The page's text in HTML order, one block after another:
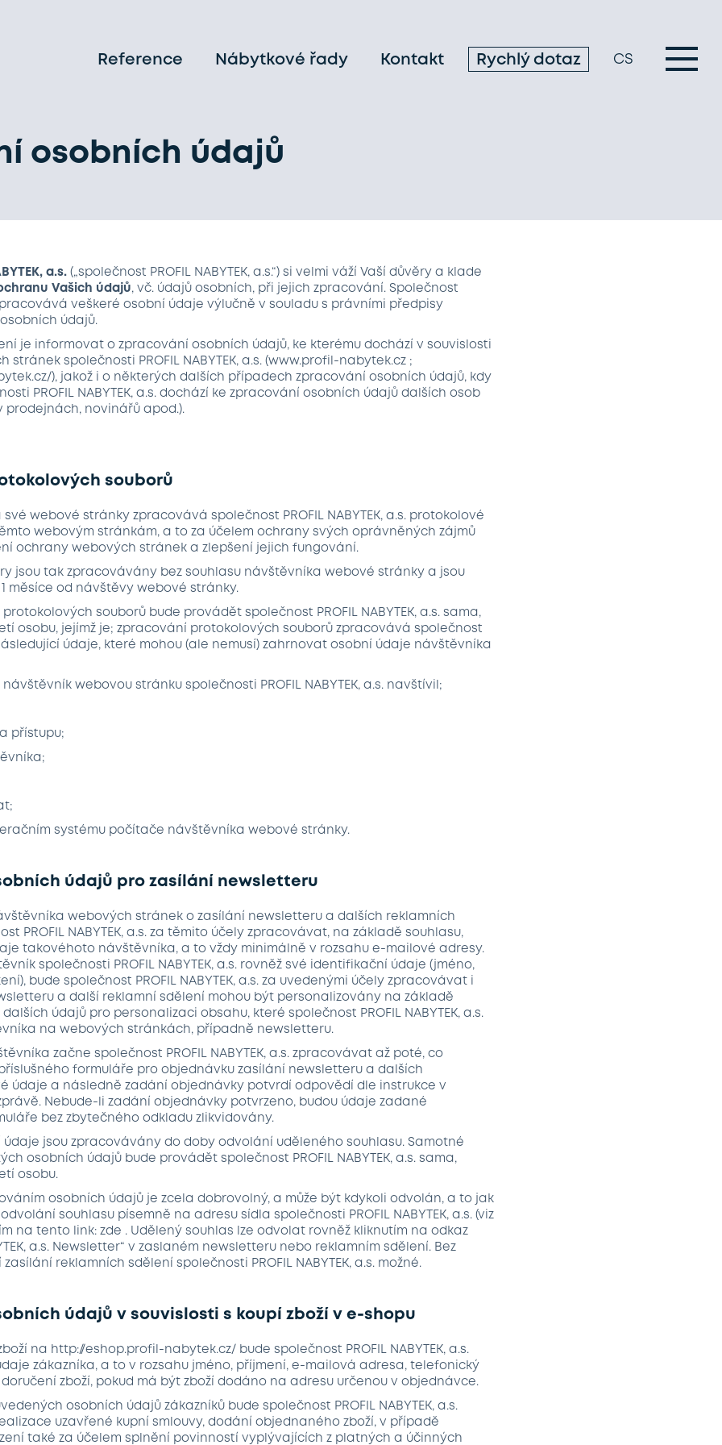
Reference Nábytkové řady Kontakt Rychlý dotaz CS
osobních údajů
a.s. („společnost PROFIL NABYTEK, a.s.“) si velmi váží Vaší důvěry a klade
Vašich údajů, vč. údajů osobních, při jejich zpracování. Společnost
zpracovává veškeré osobní údaje výlučně v souladu s právními předpisy
údajů.
je informovat o zpracování osobních údajů, ke kterému dochází v souvislosti
společnosti PROFIL NABYTEK, a.s. (www.profil-nabytek.cz ;
), jakož i o některých dalších případech zpracování osobních údajů, kdy
PROFIL NABYTEK, a.s. dochází ke zpracování osobních údajů dalších osob
prodejnách, novinářů apod.).
souborů
své webové stránky zpracovává společnost PROFIL NABYTEK, a.s. protokolové
webovým stránkám, a to za účelem ochrany svých oprávněných zájmů
ochrany webových stránek a zlepšení jejich fungování.
jsou tak zpracovávány bez souhlasu návštěvníka webové stránky a jsou
měsíce od návštěvy webové stránky.
souborů bude provádět společnost PROFIL NABYTEK, a.s. sama,
osobu, jejímž je; zpracování protokolových souborů zpracovává společnost
následující údaje, které mohou (ale nemusí) zahrnovat osobní údaje návštěvníka
webovou stránku společnosti PROFIL NABYTEK, a.s. navštívil;
přístupu;
systému počítače návštěvníka webové stránky.
údajů pro zasílání newsletteru
webových stránek o zasílání newsletteru a dalších reklamních
PROFIL NABYTEK, a.s. za těmito účely zpracovávat, na základě souhlasu,
takovéhoto návštěvníka, a to vždy minimálně v rozsahu e-mailové adresy.
společnosti PROFIL NABYTEK, a.s. rovněž své identifikační údaje (jméno,
bude společnost PROFIL NABYTEK, a.s. za uvedenými účely zpracovávat i
a další reklamní sdělení mohou být personalizovány na základě
údajů pro personalizaci obsahu, které společnost PROFIL NABYTEK, a.s.
na webových stránkách, případně newsletteru.
začne společnost PROFIL NABYTEK, a.s. zpracovávat až poté, co
formuláře pro objednávku zasílání newsletteru a dalších
údaje a následně zadání objednávky potvrdí odpovědí dle instrukce v
Nebude-li zadání objednávky potvrzeno, budou údaje zadané
bez zbytečného odkladu zlikvidovány.
údaje jsou zpracovávány do doby odvolání uděleného souhlasu. Samotné
osobních údajů bude provádět společnost PROFIL NABYTEK, a.s. sama,
osobu.
osobních údajů je zcela dobrovolný, a může být kdykoli odvolán, a to jak
souhlasu písemně na adresu sídla společnosti PROFIL NABYTEK, a.s. (viz
na tento link: zde . Udělený souhlas lze odvolat rovněž kliknutím na odkaz
a.s. Newsletter“ v zaslaném newsletteru nebo reklamním sdělení. Bez
reklamních sdělení společnosti PROFIL NABYTEK, a.s. možné.
údajů v souvislosti s koupí zboží v e-shopu
na http://eshop.profil-nabytek.cz/ bude společnost PROFIL NABYTEK, a.s.
zákazníka, a to v rozsahu jméno, příjmení, e-mailová adresa, telefonický
zboží, pokud má být zboží dodáno na adresu určenou v objednávce.
osobních údajů zákazníků bude společnost PROFIL NABYTEK, a.s.
uzavřené kupní smlouvy, dodání objednaného zboží, v případě
také za účelem splnění povinností vyplývajících z platných a účinných